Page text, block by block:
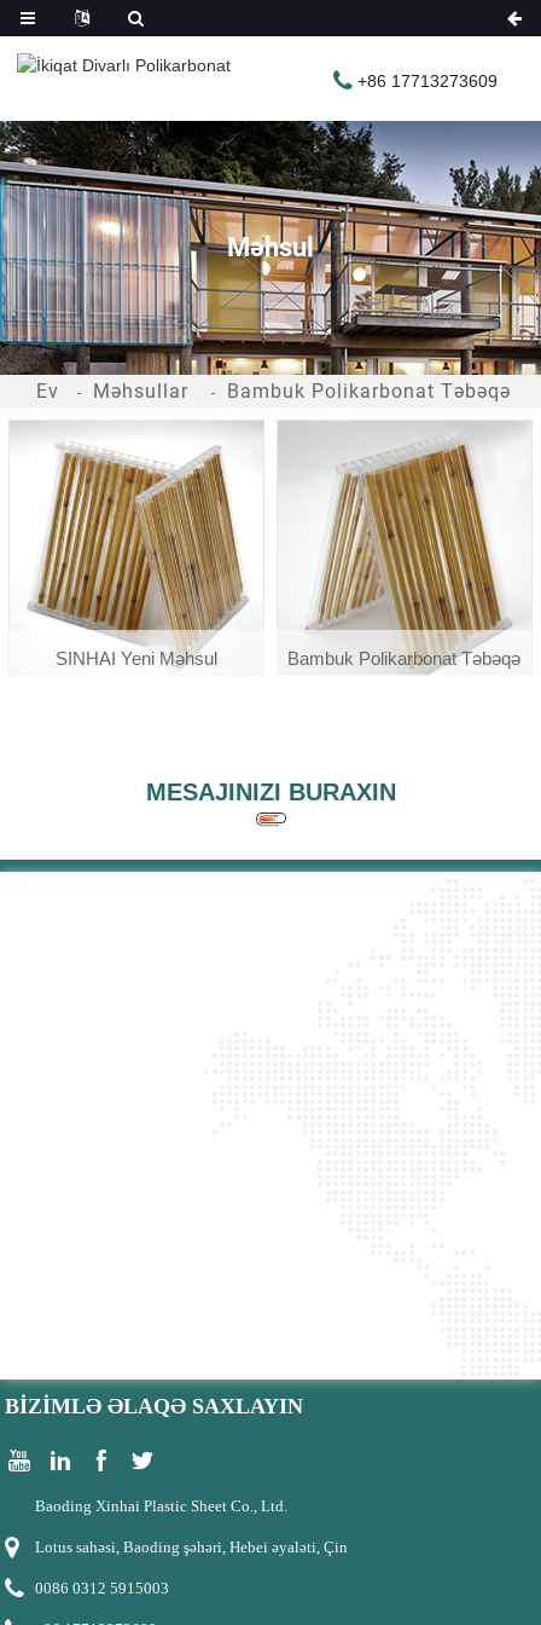
+86 17713273609
Məhsul
Ev Məhsullar Bambuk Polikarbonat Təbəqə
SINHAI Yeni Məhsul Bambuk Polikarbonat Təbəqə
MESAJINIZI BURAXIN
BIZIMLƏ ƏLAQƏ SAXLAYIN
Baoding Xinhai Plastic Sheet Co., Ltd.
Lotus sahəsi, Baoding şəhəri, Hebei əyaləti, Çin
0086 0312 5915003